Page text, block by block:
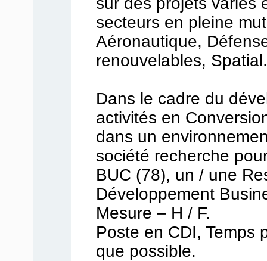
secteurs en pleine
Aéronautique,
renouvelables,
Dans le cadre du
activités en
dans un
société recherche
BUC (78), un / une
Développement
Mesure – H / F.
Poste en CDI, Temps
que possible.